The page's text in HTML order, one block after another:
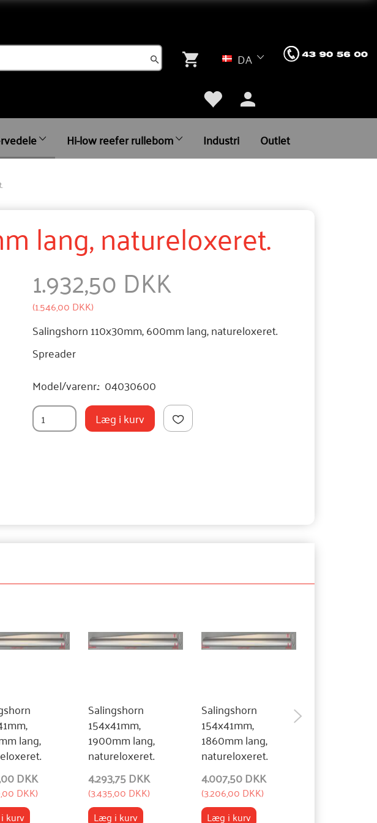
DA
Hi-low reefer rullebom Industri Outlet
lang, natureloxeret.
1.932,50 DKK
(1.546,00 DKK)
Salingshorn 110x30mm, 600mm lang, natureloxeret.
Spreader
Model/varenr.: 04030600
Læg i kurv
lang,
DKK
DKK)
kurv
Salingshorn
154x41mm,
1900mm lang,
natureloxeret.
4.293,75 DKK
(3.435,00 DKK)
Læg i kurv
Salingshorn
154x41mm,
1860mm lang,
natureloxeret.
4.007,50 DKK
(3.206,00 DKK)
Læg i kurv